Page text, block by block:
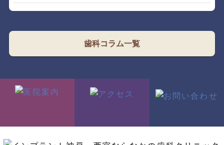
歯科コラム一覧